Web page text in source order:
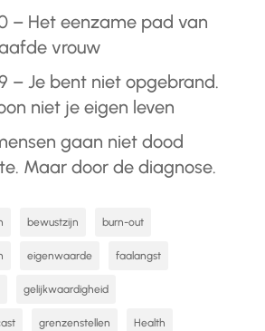
– Het eenzame pad van
vrouw
– Je bent niet opgebrand.
niet je eigen leven
gaan niet dood
Maar door de diagnose.
bewustzijn burn-out
eigenwaarde faalangst
gelijkwaardigheid
grenzenstellen Health